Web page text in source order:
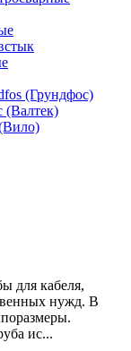
(Грундфос)
(Валтек)
для кабеля,
нужд. В
ис...